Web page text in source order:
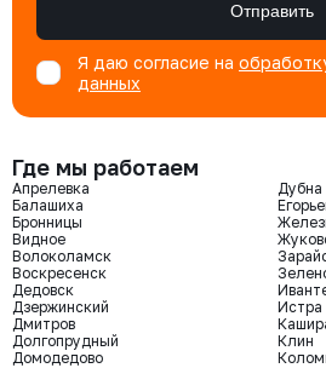
Отправить
Я даю согласие на
данных
Где мы работаем
Апрелевка
Балашиха
Бронницы
Видное
Волоколамск
Воскресенск
Дедовск
Дзержинский
Дмитров
Долгопрудный
Домодедово
Дубна
Истра
Клин